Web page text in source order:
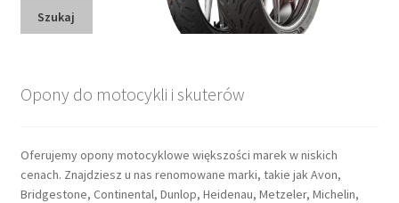
Szukaj
Opony do motocykli i skuterów
Oferujemy opony motocyklowe większości marek w niskich
cenach. Znajdziesz u nas renomowane marki, takie jak Avon,
Bridgestone, Continental, Dunlop, Heidenau, Metzeler, Michelin,